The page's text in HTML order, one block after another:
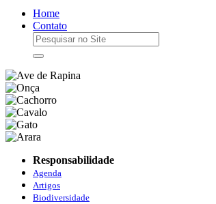
Home
Contato
Responsabilidade
Agenda
Artigos
Biodiversidade